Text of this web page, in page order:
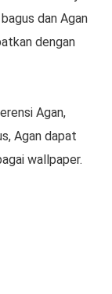
dan Agan
dengan
Agan,
Agan dapat
wallpaper.